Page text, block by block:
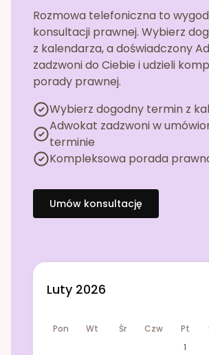
Rozmowa telefoniczna to
konsultacji prawnej. Wybierz
z kalendarza, a doświadczony
zadzwoni do Ciebie i udzieli
porady prawnej.
Wybierz dogodny termin z
Adwokat zadzwoni w
terminie
Kompleksowa porada
Umów konsultację
Luty 2026
Pon Wt Śr Czw Pt
1